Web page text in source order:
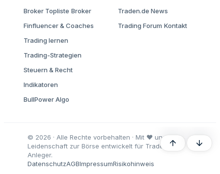
Broker Topliste Broker
Finfluencer & Coaches
Trading lernen
Trading-Strategien
Steuern & Recht
Indikatoren
BullPower Algo
Traden.de News
Trading Forum Kontakt
© 2026 · Alle Rechte vorbehalten · Mit ♥ und
Leidenschaft zur Börse entwickelt für Trader und
Anleger.
DatenschutzAGBImpressumRisikohinweis
Oben Unten